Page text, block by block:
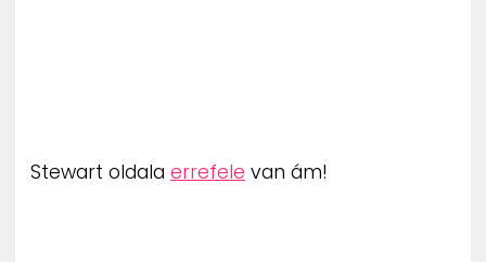
Stewart oldala errefele van ám!